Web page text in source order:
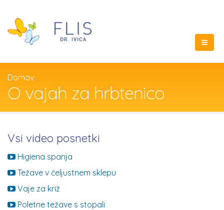
Domov
O vajah za hrbtenico
Vsi video posnetki
Higiena spanja
Težave v čeljustnem sklepu
Vaje za križ
Poletne težave s stopali